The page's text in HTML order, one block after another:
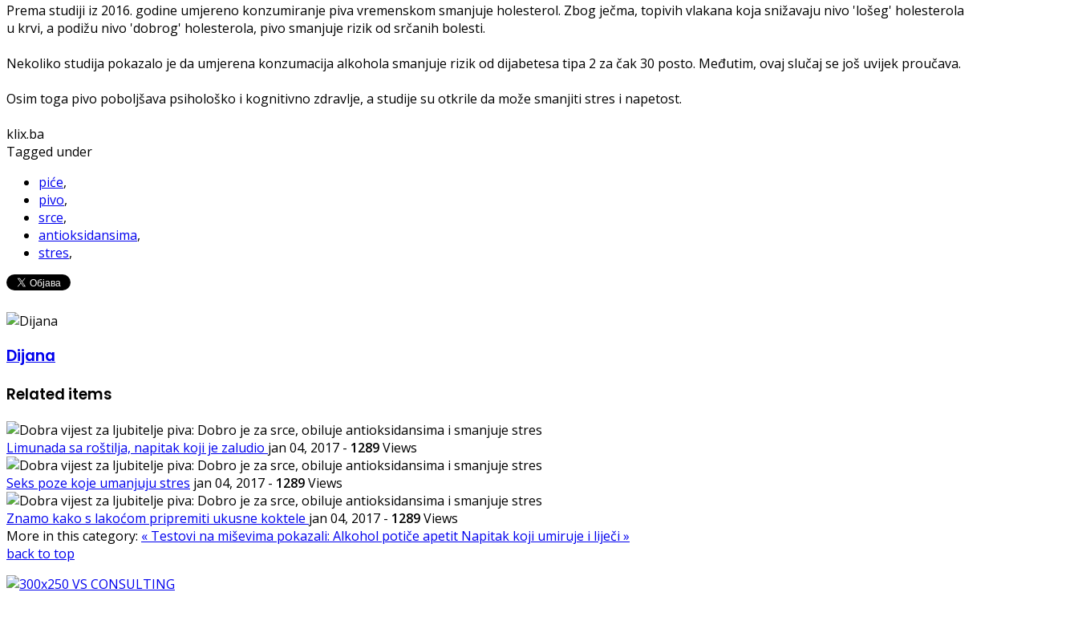
Prema studiji iz 2016. godine umjereno konzumiranje piva vremenskom smanjuje holesterol. Zbog ječma, topivih vlakana koja snižavaju nivo 'lošeg' holesterola
u krvi, a podižu nivo 'dobrog' holesterola, pivo smanjuje rizik od srčanih bolesti.
Nekoliko studija pokazalo je da umjerena konzumacija alkohola smanjuje rizik od dijabetesa tipa 2 za čak 30 posto. Međutim, ovaj slučaj se još uvijek proučava.
Osim toga pivo poboljšava psihološko i kognitivno zdravlje, a studije su otkrile da može smanjiti stres i napetost.
klix.ba
Tagged under
piće,
pivo,
srce,
antioksidansima,
stres,
Dijana
Related items
Limunada sa roštilja, napitak koji je zaludio jan 04, 2017 - 1289Views
Seks poze koje umanjuju stres jan 04, 2017 - 1289Views
Znamo kako s lakoćom pripremiti ukusne koktele jan 04, 2017 - 1289Views
More in this category: « Testovi na miševima pokazali: Alkohol potiče apetit Napitak koji umiruje i liječi »
back to top